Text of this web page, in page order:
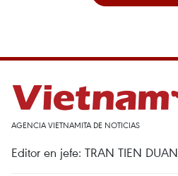
AGENCIA VIETNAMITA DE NOTICIAS
Editor en jefe: TRAN TIEN DUAN